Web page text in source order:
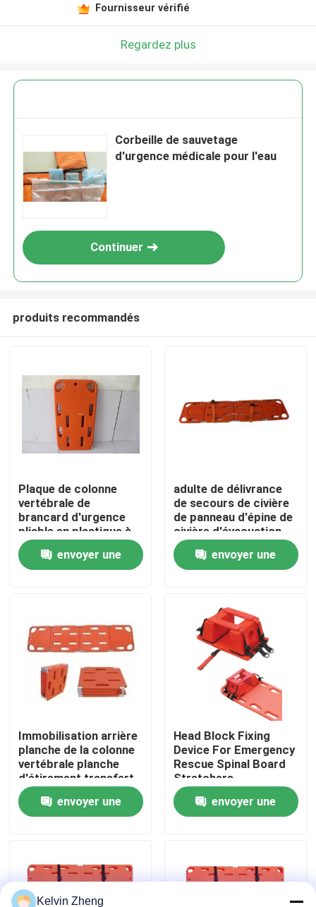
À la maison
Produits
À propos de nous
Visite de l'usine
Nous contacter
Nouvelles
Demandez un devis
Fournisseur vérifié
Regardez plus
Corbeille de sauvetage
d'urgence médicale pour l'eau
Continuer
produits recommandés
Plaque de colonne
vertébrale de
brancard d'urgence
pliable en plastique à
haute densité avec
pénétration par
rayons X et CT
envoyer une
adulte de délivrance
de secours de civière
de panneau d'épine de
civière d'évacuation
de secours de 20in
envoyer une
Immobilisation arrière
planche de la colonne
vertébrale planche
d'étirement transfert
du patient avec
l'immobilisateur de la
tête
envoyer une
Head Block Fixing
Device For Emergency
Rescue Spinal Board
Stretchers
envoyer une
Kelvin Zheng